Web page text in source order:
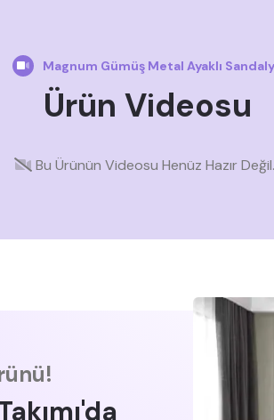
Magnum Gümüş Metal Ayaklı
Ürün Videosu
Bu Ürünün Videosu Henüz Hazır Değil.